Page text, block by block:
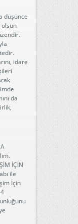
düşünce
olsun
idare
da
İÇİN
ile
İçin